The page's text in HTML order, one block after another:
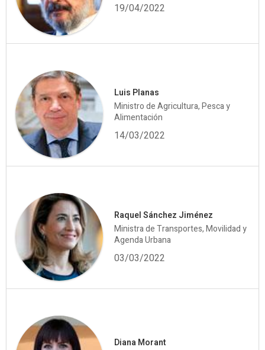
19/04/2022
Luis Planas
Ministro de Agricultura, Pesca y
Alimentación
14/03/2022
Raquel Sánchez Jiménez
Ministra de Transportes, Movilidad y
Agenda Urbana
03/03/2022
Diana Morant